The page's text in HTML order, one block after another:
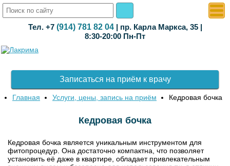
Тел. +7 (914) 781 82 04| пр. Карла Маркса, 35 |
8:30-20:00 Пн-Пт
Записаться на приём к врачу
Главная Услуги, цены, запись на приём Кедровая бочка
Кедровая бочка
Кедровая бочка является уникальным инструментом для
фитопроцедур. Она достаточно компактна, что позволяет
установить её даже в квартире, обладает привлекательным